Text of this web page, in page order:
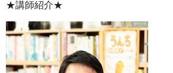
★講師紹介★